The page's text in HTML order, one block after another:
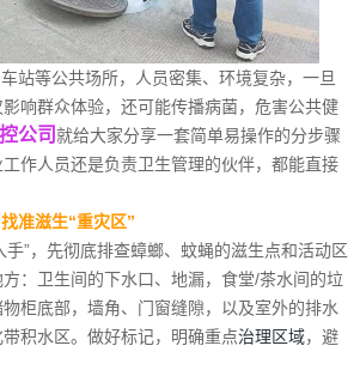
站等公共场所，人员密集、环境复杂，一旦
响群众体验，还可能传播病菌，危害公共健
公司就给大家分享一套简单易操作的分步骤
作人员还是负责卫生管理的伙伴，都能直接
准滋生“重灾区”
”，先彻底排查蟑螂、蚊蝇的滋生点和活动区
：卫生间的下水口、地漏，食堂/茶水间的垃
柜底部，墙角、门窗缝隙，以及室外的排水
积水区。做好标记，明确重点治理区域，避